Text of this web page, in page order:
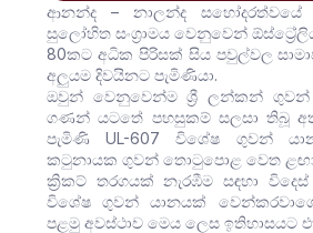
ආනන්ද – නාලන්ද
සුලෝහිත සංග්‍රාමය වෙනුවෙන්
80කට අධික පිරිසක් සිය පවුල්වල
අලුයම දිවයිනට පැමිණියා.
ඔවුන් වෙනුවෙන්ම ශ්‍රී ලන්කන්
ගණන් යටතේ පහසුකම් සලසා තිබූ
පැමිණි UL-607 විශේෂ ගුවන්
කටුනායක ගුවන් තොටුපොළ වෙත
ක්‍රිකට් තරගයක් නැරඹීම සඳහා
විශේෂ ගුවන් යානයක්
පළමු අවස්ථාව මෙය ලෙස ඉතිහාසයට